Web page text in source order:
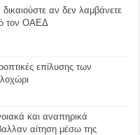
αν δεν λαμβάνετε
τον ΟΑΕΔ
επίλυσης των
και αναπηρικά
αίτηση μέσω της